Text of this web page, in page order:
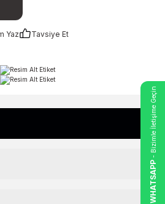
Yaz
Tavsiye Et
WHATSAPP
- Bizimle İletişime Geçin